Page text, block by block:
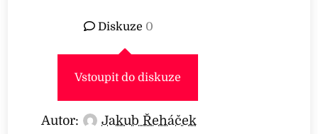
Diskuze 0
Vstoupit do diskuze
Autor: Jakub Řeháček